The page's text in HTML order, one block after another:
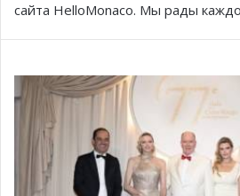
сайта HelloMonaco. Мы рады